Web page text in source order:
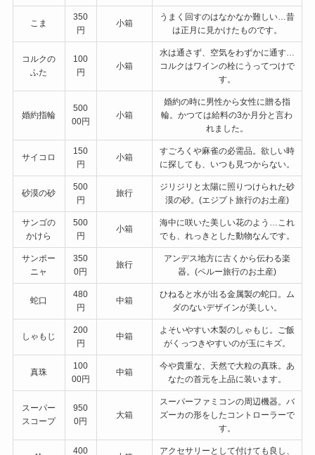
こま
350
円
小箱
うまく回すのはなかなか難しい…昔
は正月に見かけたものです。
コルクの
ふた
100
円
小箱
水は通さず、空気をわずかに通す…
コルクはワインの栓にうってつけで
す。
婚約指輪
500
00円
小箱
婚約の時に男性から女性に贈る指
輪。かつては給料の3か月分と言わ
れました。
サイコロ
150
円
小箱
すごろくや麻雀の必需品。欲しい時
に探しても、いつも見つからない。
砂漠の砂
500
円
旅行
ジリジリと太陽に照りつけられた砂
漠の砂。(エジプト旅行のお土産)
サンゴの
かけら
500
円
小箱
海中に咲いた美しい花のよう…これ
でも、れっきとした動物なんです。
サンポー
ニャ
350
0円
旅行
アンデス地方に古くから伝わる楽
器。(ペルー旅行のお土産)
蛇口
480
円
中箱
ひねると水が出る金属製の蛇口。ム
ダのないデザインが美しい。
しゃもじ
200
円
中箱
よそいやすい木製のしゃもじ。ご飯
がくっつきやすいのが玉にキズ。
真珠
100
00円
中箱
今や貴重な、天然で大粒の真珠。あ
なたの首元を上品に装います。
スーパー
スコープ
950
0円
大箱
スーパーファミコンの周辺機器。バ
ズーカの形をしたコントローラーで
す。
400 アクセサリーとして付けても良し、